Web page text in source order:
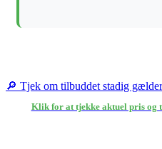
🔎 Tjek om tilbuddet stadig gælder
Klik for at tjekke aktuel pris og